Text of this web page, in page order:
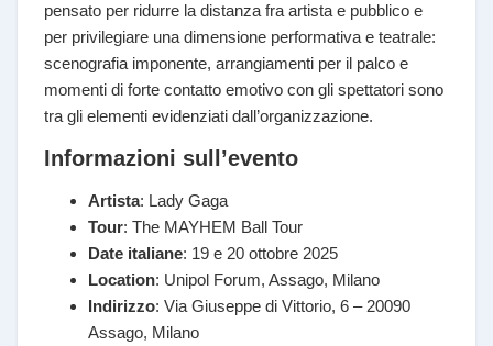
pensato per ridurre la distanza fra artista e pubblico e
per privilegiare una dimensione performativa e teatrale:
scenografia imponente, arrangiamenti per il palco e
momenti di forte contatto emotivo con gli spettatori sono
tra gli elementi evidenziati dall’organizzazione.
Informazioni sull’evento
Artista: Lady Gaga
Tour: The MAYHEM Ball Tour
Date italiane: 19 e 20 ottobre 2025
Location: Unipol Forum, Assago, Milano
Indirizzo: Via Giuseppe di Vittorio, 6 – 20090
Assago, Milano